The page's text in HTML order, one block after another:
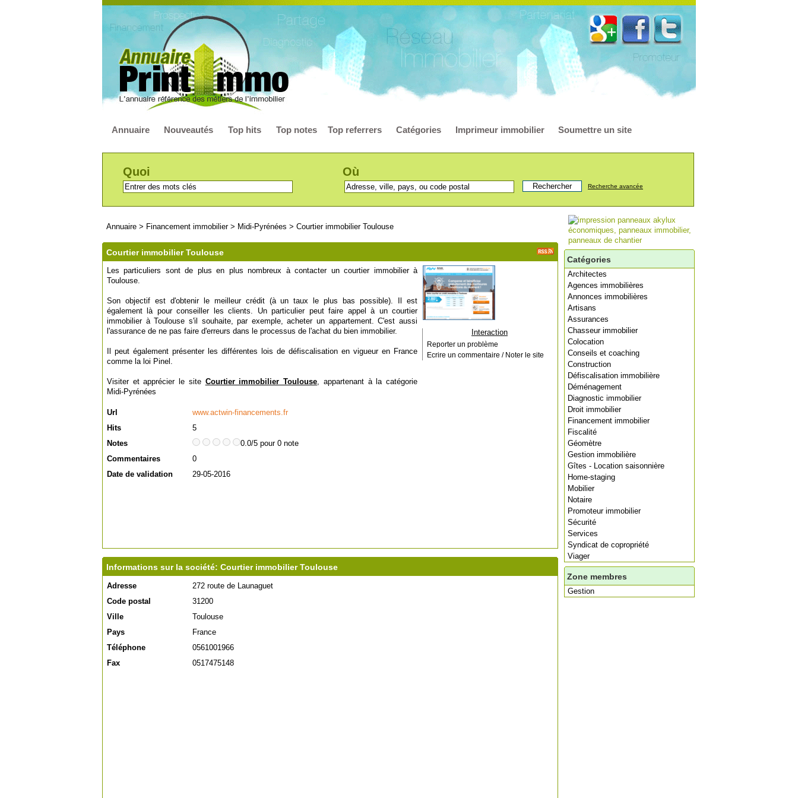
Annuaire Nouveautés Top hits Top notes Top referrers Catégories Imprimeur immobilier Soumettre un site
Quoi Où
Recherche avancée
Catégories
Architectes
Agences immobilières
Annonces immobilières
Artisans
Assurances
Chasseur immobilier
Colocation
Conseils et coaching
Construction
Défiscalisation immobilière
Déménagement
Diagnostic immobilier
Droit immobilier
Financement immobilier
Fiscalité
Géomètre
Gestion immobilière
Gîtes - Location saisonnière
Home-staging
Mobilier
Notaire
Promoteur immobilier
Sécurité
Services
Syndicat de copropriété
Viager
Zone membres
Gestion
Annuaire > Financement immobilier > Midi-Pyrénées > Courtier immobilier Toulouse
Courtier immobilier Toulouse
Les particuliers sont de plus en plus nombreux à contacter un courtier immobilier à
Toulouse.
Son objectif est d'obtenir le meilleur crédit (à un taux le plus bas possible). Il est
également là pour conseiller les clients. Un particulier peut faire appel à un courtier
immobilier à Toulouse s'il souhaite, par exemple, acheter un appartement. C'est aussi
l'assurance de ne pas faire d'erreurs dans le processus de l'achat du bien immobilier.
Il peut également présenter les différentes lois de défiscalisation en vigueur en France
comme la loi Pinel.
Visiter et apprécier le site Courtier immobilier Toulouse, appartenant à la catégorie
Midi-Pyrénées
Url
www.actwin-financements.fr
Hits
5
Notes
0.0/5 pour 0 note
Commentaires
0
Date de validation
29-05-2016
Interaction
Reporter un problème
Ecrire un commentaire / Noter le site
Informations sur la société: Courtier immobilier Toulouse
Adresse
272 route de Launaguet
Code postal
31200
Ville
Toulouse
Pays
France
Téléphone
0561001966
Fax
0517475148